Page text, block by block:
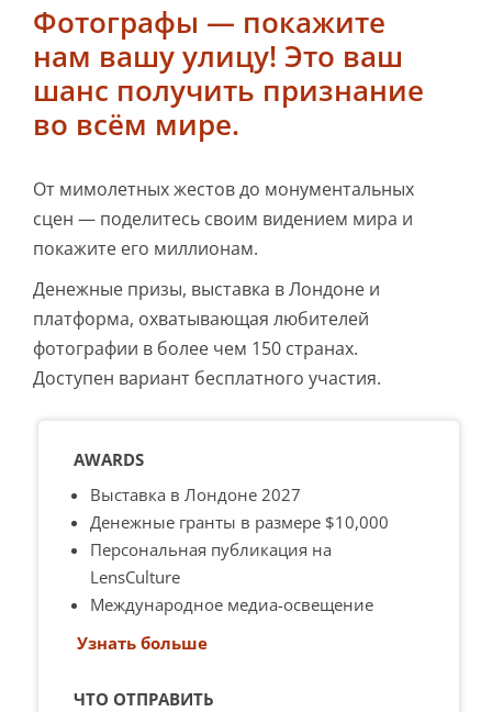
Фотографы — покажите
нам вашу улицу! Это ваш
шанс получить признание
во всём мире.
От мимолетных жестов до монументальных
сцен — поделитесь своим видением мира и
покажите его миллионам.
Денежные призы, выставка в Лондоне и
платформа, охватывающая любителей
фотографии в более чем 150 странах.
Доступен вариант бесплатного участия.
AWARDS
Выставка в Лондоне 2027
Денежные гранты в размере $10,000
Персональная публикация на
LensCulture
Международное медиа-освещение
Узнать больше
ЧТО ОТПРАВИТЬ